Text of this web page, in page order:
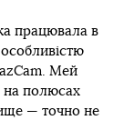
працювала в
особливістю
Мей
на полюсах
— точно не